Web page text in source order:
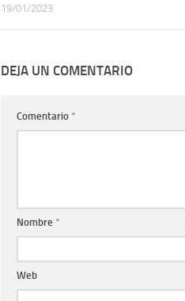
19/01/2023
DEJA UN COMENTARIO
Comentario *
Nombre *
Web